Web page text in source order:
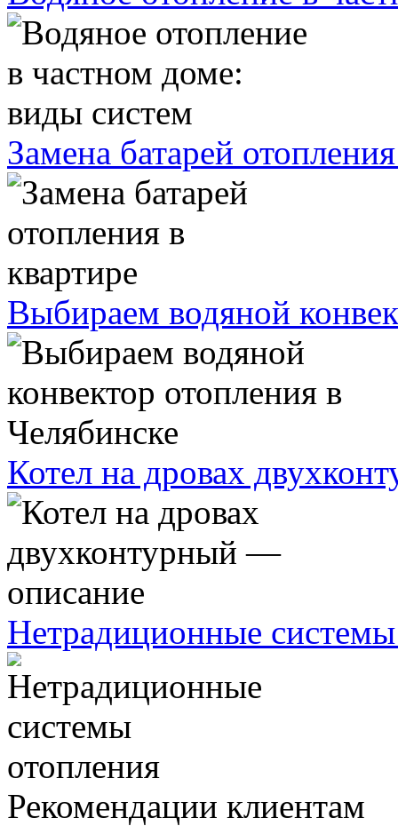
Замена батарей
Выбираем водяной
Котел на дровах
Нетрадиционные
Рекомендации клиентам